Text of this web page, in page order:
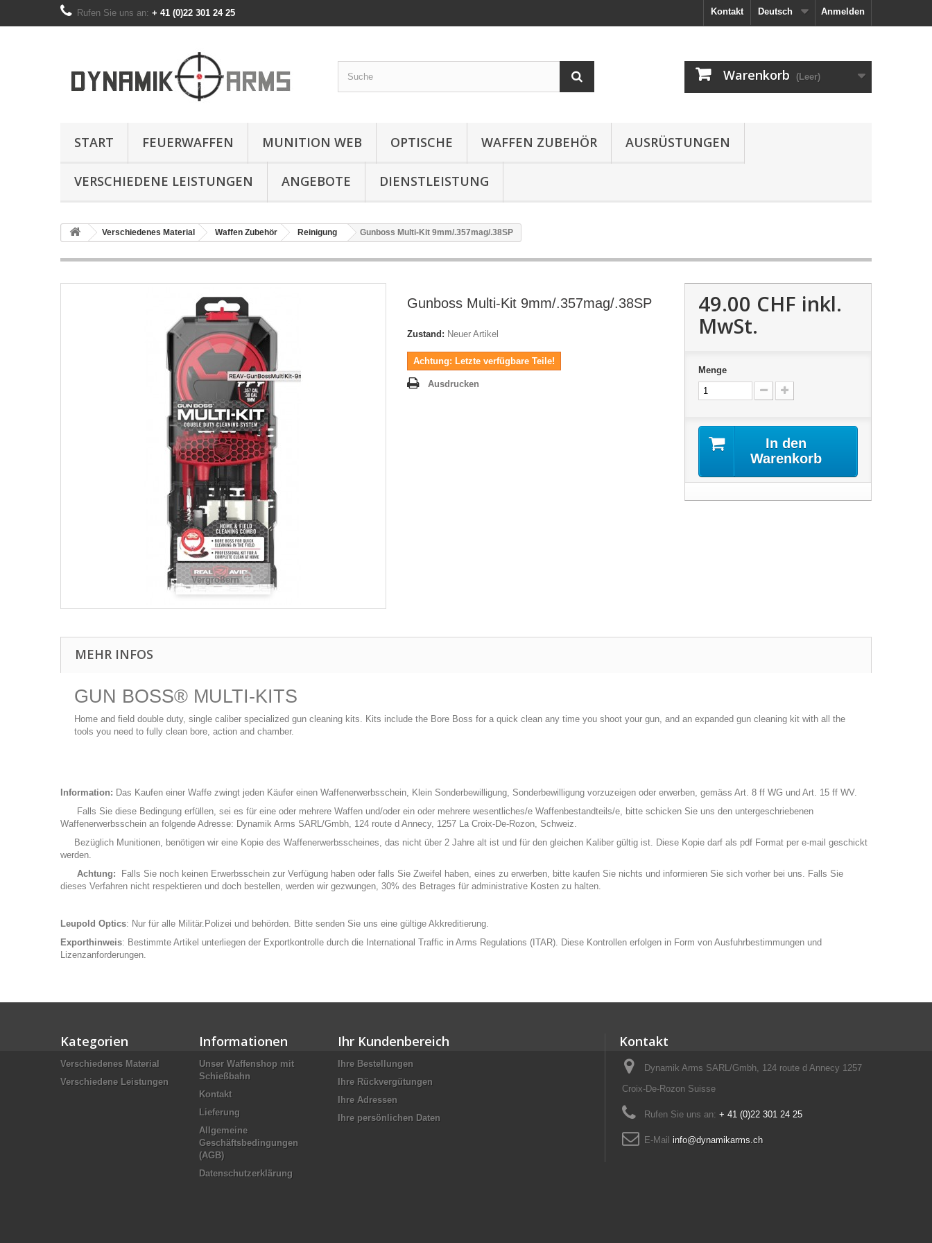
Anmelden
Deutsch
Kontakt
Rufen Sie uns an: + 41 (0)22 301 24 25
Warenkorb (Leer)
START FEUERWAFFEN MUNITION WEB OPTISCHE WAFFEN ZUBEHÖR AUSRÜSTUNGEN
VERSCHIEDENE LEISTUNGEN ANGEBOTE DIENSTLEISTUNG
Verschiedenes Material Waffen Zubehör Reinigung Gunboss Multi-Kit 9mm/.357mag/.38SP
Vergrößern
Gunboss Multi-Kit 9mm/.357mag/.38SP
Zustand: Neuer Artikel
Achtung: Letzte verfügbare Teile!
Ausdrucken
49.00 CHF inkl.
MwSt.
Menge
In den
Warenkorb
MEHR INFOS
GUN BOSS® MULTI-KITS
Home and field double duty, single caliber specialized gun cleaning kits. Kits include the Bore Boss for a quick clean any time you shoot your gun, and an expanded gun cleaning kit with all the
tools you need to fully clean bore, action and chamber.
Information: Das Kaufen einer Waffe zwingt jeden Käufer einen Waffenerwerbsschein, Klein Sonderbewilligung, Sonderbewilligung vorzuzeigen oder erwerben, gemäss Art. 8 ff WG und Art. 15 ff WV.
Falls Sie diese Bedingung erfüllen, sei es für eine oder mehrere Waffen und/oder ein oder mehrere wesentliches/e Waffenbestandteils/e, bitte schicken Sie uns den untergeschriebenen
Waffenerwerbsschein an folgende Adresse: Dynamik Arms SARL/Gmbh, 124 route d Annecy, 1257 La Croix-De-Rozon, Schweiz.
Bezüglich Munitionen, benötigen wir eine Kopie des Waffenerwerbsscheines, das nicht über 2 Jahre alt ist und für den gleichen Kaliber gültig ist. Diese Kopie darf als pdf Format per e-mail geschickt
werden.
Achtung: Falls Sie noch keinen Erwerbsschein zur Verfügung haben oder falls Sie Zweifel haben, eines zu erwerben, bitte kaufen Sie nichts und informieren Sie sich vorher bei uns. Falls Sie
dieses Verfahren nicht respektieren und doch bestellen, werden wir gezwungen, 30% des Betrages für administrative Kosten zu halten.
Leupold Optics: Nur für alle Militär.Polizei und behörden. Bitte senden Sie uns eine gültige Akkreditierung.
Exporthinweis: Bestimmte Artikel unterliegen der Exportkontrolle durch die International Traffic in Arms Regulations (ITAR). Diese Kontrollen erfolgen in Form von Ausfuhrbestimmungen und
Lizenzanforderungen.
Kategorien
Verschiedenes Material
Verschiedene Leistungen
Informationen
Unser Waffenshop mit
Schießbahn
Kontakt
Lieferung
Allgemeine
Geschäftsbedingungen
(AGB)
Datenschutzerklärung
Ihr Kundenbereich
Ihre Bestellungen
Ihre Rückvergütungen
Ihre Adressen
Ihre persönlichen Daten
Kontakt
Dynamik Arms SARL/Gmbh, 124 route d Annecy 1257
Croix-De-Rozon Suisse
Rufen Sie uns an: + 41 (0)22 301 24 25
E-Mail info@dynamikarms.ch